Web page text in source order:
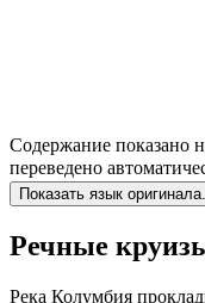
Содержание показано
переведено
Показать язык оригинала.
Речные
Река Колумбия